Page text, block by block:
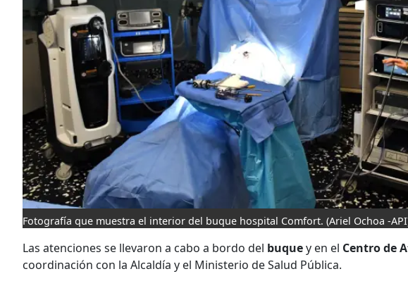
Fotografía que muestra el interior del buque hospital Comfort. (Ariel Ochoa -
Las atenciones se llevaron a cabo a bordo del buquey en el Centro de
coordinación con la Alcaldía y el Ministerio de Salud Pública.